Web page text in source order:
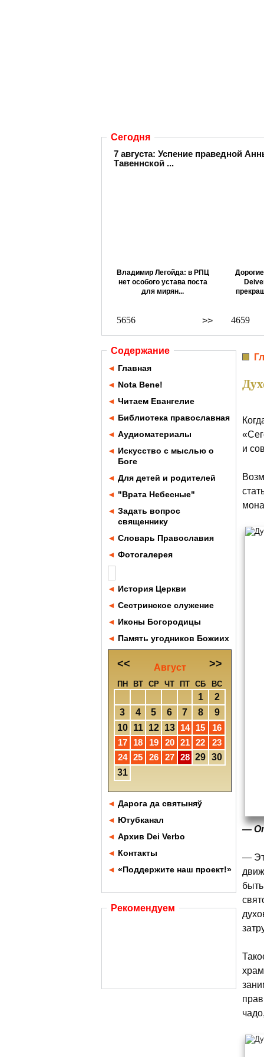
Сегодня
7 августа: Успение праведной
Тавеннской ...
Владимир Легойда: в РПЦ
нет особого устава поста
для мирян...
>>
5656 4659
Содержание
◄ Главная
◄ Nota Bene!
◄ Читаем Евангелие
◄ Библиотека православная
◄ Аудиоматериалы
◄ Искусство с мыслью о
Боге
◄ Для детей и родителей
◄ "Врата Небесные"
◄ Задать вопрос
священнику
◄ Словарь Православия
◄ Фотогалерея
◄ История Церкви
◄ Сестринское служение
◄ Иконы Богородицы
◄ Память угодников Божиих
<< >>
Август
ПН ВТ СР ЧТ ПТ СБ ВС
1
2
3
4 5 6 7 8
9
10
11 12 13 14 15
16
17
18 19 20 21 22
23
24
25 26 27 28 29 30
31
◄ Дарога да святыняў
◄ Ютубканал
◄ Архив Dei Verbo
◄ Контакты
◄ «Поддержите наш проект!»
Рекомендуем
и
—
—